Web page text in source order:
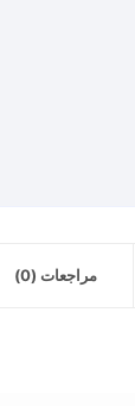
مراجعات (0)